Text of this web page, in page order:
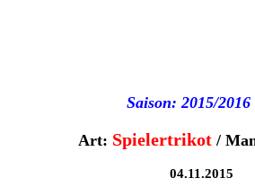
Saison: 2015/2016
Art: Spielertrikot /
04.11.2015